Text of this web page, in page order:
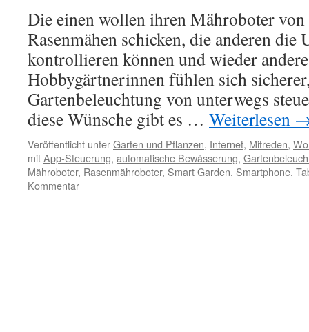
Die einen wollen ihren Mähroboter von
Rasenmähen schicken, die anderen die
kontrollieren können und wieder
Hobbygärtnerinnen fühlen sich
Gartenbeleuchtung von unterwegs
diese Wünsche gibt es … Weiterlesen
Veröffentlicht unterGarten und Pflanzen, Internet, Mitreden,
mitApp-Steuerung, automatische Bewässerung,
Mähroboter, Rasenmähroboter, Smart Garden, Smartphone,
Kommentar